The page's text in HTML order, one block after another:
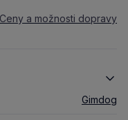
Ceny a možnosti dopravy
Gimdog